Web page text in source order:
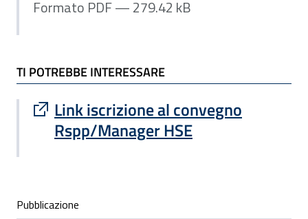
Formato PDF — 279.42 kB
TI POTREBBE INTERESSARE
Link iscrizione al convegno
Rspp/Manager HSE
Sito esterno : apre una nuova finestra
Condivisione social
Pubblicazione